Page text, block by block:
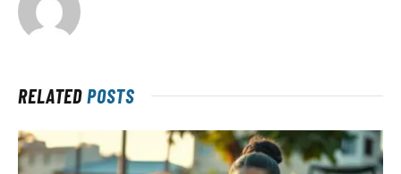
RELATEDPOSTS